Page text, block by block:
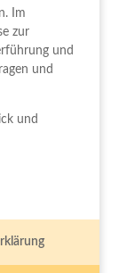
Im
zur
und
und
und